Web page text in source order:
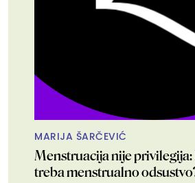
MARIJA ŠARČEVIĆ
Menstruacija nije privilegija:
treba menstrualno